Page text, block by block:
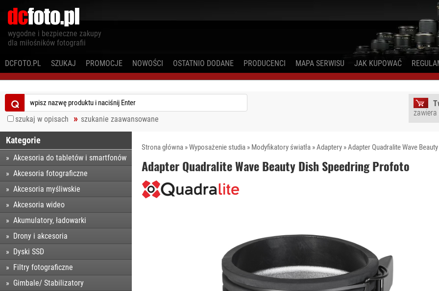
wygodne i bezpieczne zakupy
dla miłośników fotografii
DCFOTO.PL SZUKAJ PROMOCJE NOWOŚCI OSTATNIO DODANE PRODUCENCI MAPA SERWISU JAK KUPOWAĆ
⌕
szukaj w opisach szukanie zaawansowane
zawiera
Strona główna»Wyposażenie studia» Modyfikatory światła»Adaptery»Adapter Quadralite Wave
Adapter Quadralite Wave Beauty Dish Speedring Profoto
Kategorie
Akcesoria do tabletów i smartfonów
Akcesoria fotograficzne
Akcesoria myśliwskie
Akcesoria wideo
Akumulatory, ładowarki
Drony i akcesoria
Dyski SSD
Filtry fotograficzne
Gimbale/ Stabilizatory